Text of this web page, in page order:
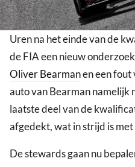
Uren na het einde van de
de FIA een nieuw
Oliver Bearmanen een fout
auto van Bearman namelijk
laatste deel van de
afgedekt, wat in strijd is
De stewards gaan nu